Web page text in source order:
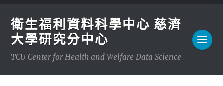
衛生福利資料科學中心 慈濟
大學研究分中心
TCU Center for Health and Welfare Data Science